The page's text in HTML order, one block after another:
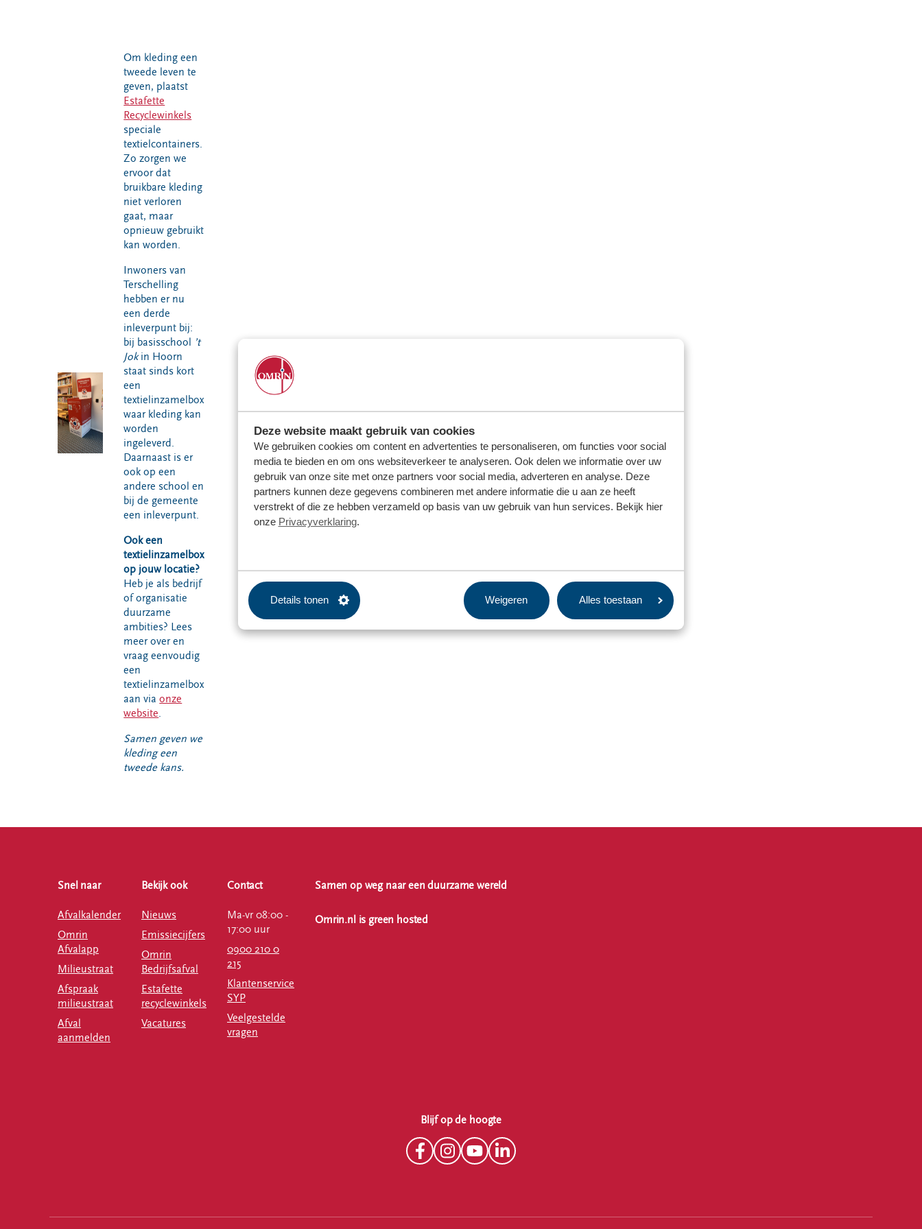
Deze website maakt gebruik van cookies
We gebruiken cookies om content en advertenties te personaliseren, om functies voor social
media te bieden en om ons websiteverkeer te analyseren. Ook delen we informatie over uw
gebruik van onze site met onze partners voor social media, adverteren en analyse. Deze
partners kunnen deze gegevens combineren met andere informatie die u aan ze heeft
verstrekt of die ze hebben verzameld op basis van uw gebruik van hun services. Bekijk hier
onze Privacyverklaring.
Details tonen Weigeren Alles toestaan
Ecopark De
Wierde
Reststoffen
Energie
Centrale
Projecten
Locaties
Voor leveranciers en bezoekers
Om kleding een
tweede leven te
geven, plaatst
Estafette
Recyclewinkels
speciale
textielcontainers.
Zo zorgen we
ervoor dat
bruikbare kleding
niet verloren
gaat, maar
opnieuw gebruikt
kan worden.
Inwoners van
Terschelling
hebben er nu
een derde
inleverpunt bij:
bij basisschool ’t
Jokin Hoorn
staat sinds kort
een
textielinzamelbox
waar kleding kan
worden
ingeleverd.
Daarnaast is er
ook op een
andere school en
bij de gemeente
een inleverpunt.
Ook een
textielinzamelbox
op jouw locatie?
Heb je als bedrijf
of organisatie
duurzame
ambities? Lees
meer over en
vraag eenvoudig
een
textielinzamelbox
aan viaonze
website.
Samen geven we
kleding een
tweede kans.
Snel naar
Afvalkalender
Omrin
Afvalapp
Milieustraat
Afspraak
milieustraat
Afval
aanmelden
Bekijk ook
Nieuws
Emissiecijfers
Omrin
Bedrijfsafval
Estafette
recyclewinkels
Vacatures
Contact
Ma-vr 08:00 -
17:00 uur
0900 210 0
215
Klantenservice
SYP
Veelgestelde
vragen
Samen op weg naar een duurzame wereld
Omrin.nl is green hosted
Blijf op de hoogte